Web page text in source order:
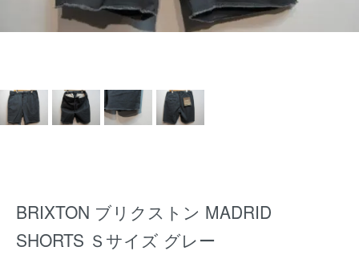
BRIXTON ブリクストン MADRID
SHORTS Ｓサイズ グレー